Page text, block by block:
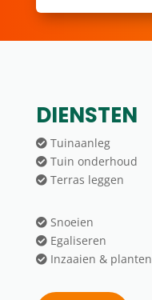
DIENSTEN
Tuinaanleg
Tuin onderhoud
Terras leggen
Snoeien
Egaliseren
Inzaaien & planten